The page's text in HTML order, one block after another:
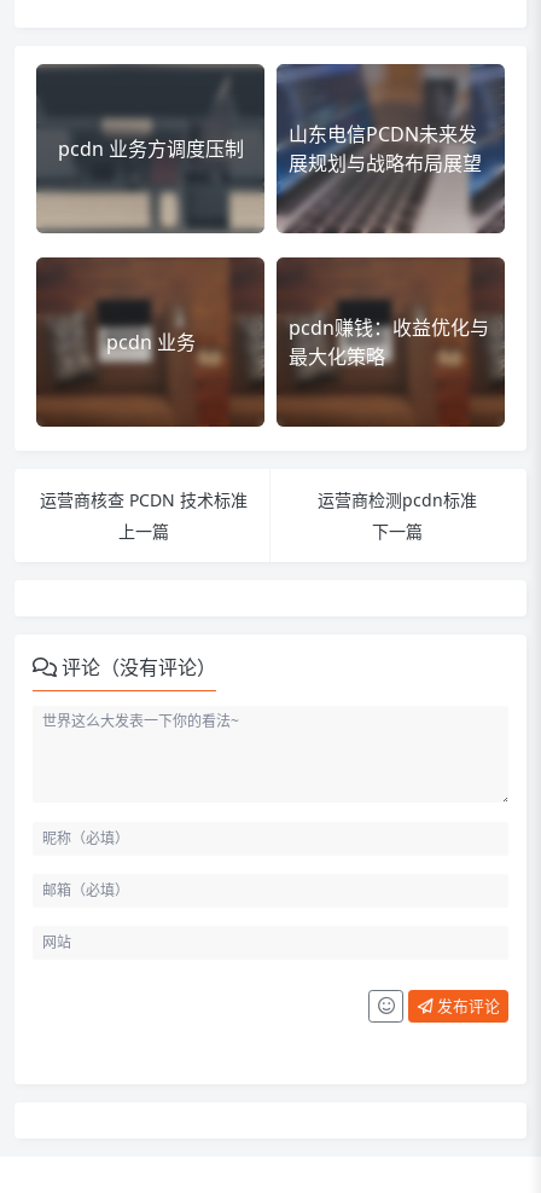
pcdn 业务方调度压制
山东电信PCDN未来发
展规划与战略布局展望
pcdn 业务
pcdn赚钱：收益优化与
最大化策略
运营商核查 PCDN 技术标准
上一篇
运营商检测pcdn标准
下一篇
评论（没有评论）
发布评论